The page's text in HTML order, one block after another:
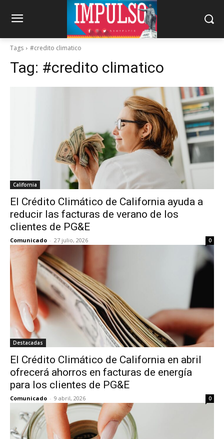
Tags #credito climatico
Tag: #credito climatico
California
El Crédito Climático de California ayuda a
reducir las facturas de verano de los
clientes de PG&E
Comunicado - 27 julio, 2026 0
Destacadas
El Crédito Climático de California en abril
ofrecerá ahorros en facturas de energía
para los clientes de PG&E
Comunicado - 9 abril, 2026 0